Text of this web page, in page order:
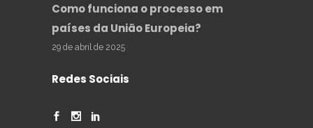
Como funciona o processo em
países da União Europeia?
29 de abril de 2025
Redes Sociais